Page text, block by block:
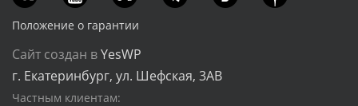
Положение о гарантии
Сайт создан вYesWP
г. Екатеринбург, ул. Шефская, 3АВ
Частным клиентам: